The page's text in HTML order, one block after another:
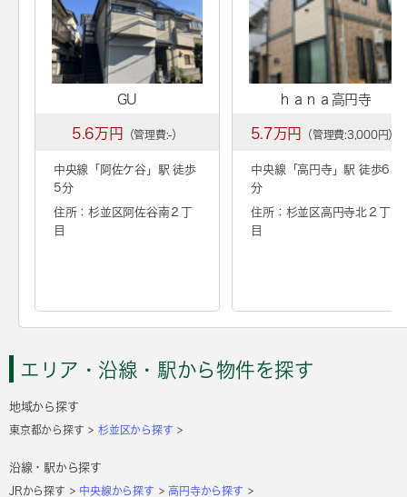
GU
5.6万円 （管理費:-）
中央線「 阿佐ケ谷」駅 徒歩
5分
住所：杉並区阿佐谷南２丁
目
ｈａｎａ高円寺
5.7万円 （管理費:3,000円）
中央線「高円寺」駅 徒歩6
分
住所：杉並区高円寺北２丁
目
エリア・沿線・駅から物件を探す
地域から探す
東京都から探す 杉並区から探す
沿線・駅から探す
JRから探す 中央線から探す 高円寺から探す